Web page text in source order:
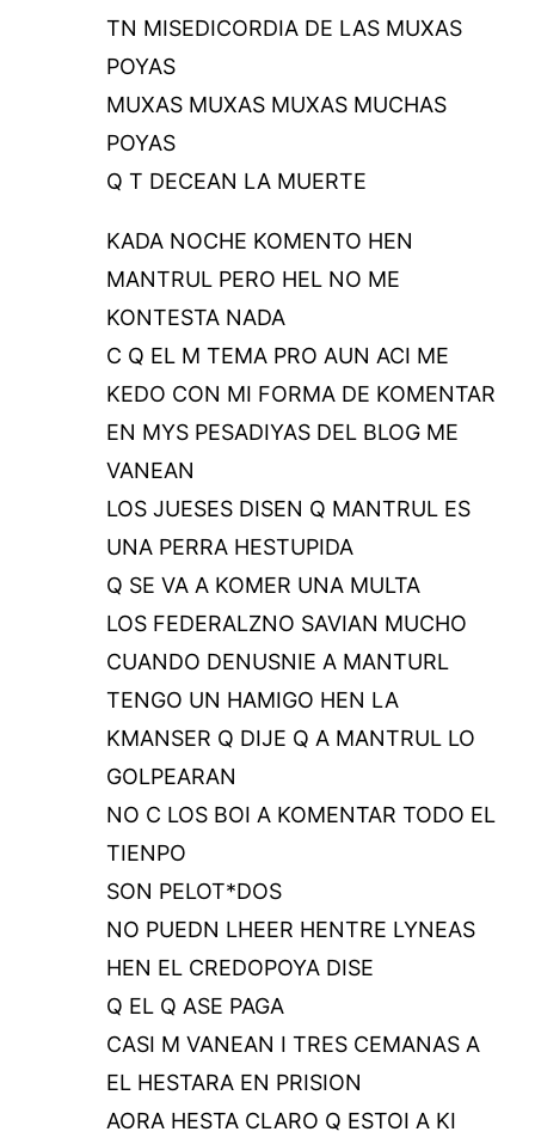
TN MISEDICORDIA DE LAS MUXAS
POYAS
MUXAS MUXAS MUXAS MUCHAS
POYAS
Q T DECEAN LA MUERTE
KADA NOCHE KOMENTO HEN
MANTRUL PERO HEL NO ME
KONTESTA NADA
C Q EL M TEMA PRO AUN ACI ME
KEDO CON MI FORMA DE KOMENTAR
EN MYS PESADIYAS DEL BLOG ME
VANEAN
LOS JUESES DISEN Q MANTRUL ES
UNA PERRA HESTUPIDA
Q SE VA A KOMER UNA MULTA
LOS FEDERALZNO SAVIAN MUCHO
CUANDO DENUSNIE A MANTURL
TENGO UN HAMIGO HEN LA
KMANSER Q DIJE Q A MANTRUL LO
GOLPEARAN
NO C LOS BOI A KOMENTAR TODO EL
TIENPO
SON PELOT*DOS
NO PUEDN LHEER HENTRE LYNEAS
HEN EL CREDOPOYA DISE
Q EL Q ASE PAGA
CASI M VANEAN I TRES CEMANAS A
EL HESTARA EN PRISION
AORA HESTA CLARO Q ESTOI A KI